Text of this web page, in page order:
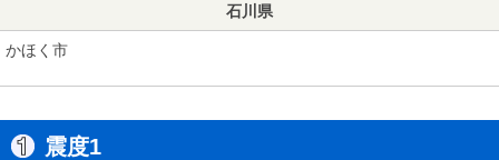
石川県
かほく市
震度1